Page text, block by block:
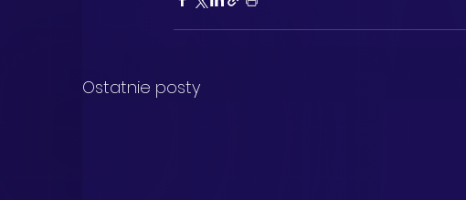
Ostatnie posty